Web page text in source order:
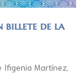
billete de la
Ifigenia Martínez,